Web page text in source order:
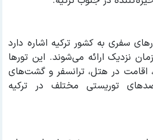
سفری به کشور ترکیه اشاره دارد
نزدیک ارائه می‌شوند. این تورها
اقامت در هتل، ترانسفر و گشت‌های
توریستی مختلف در ترکیه